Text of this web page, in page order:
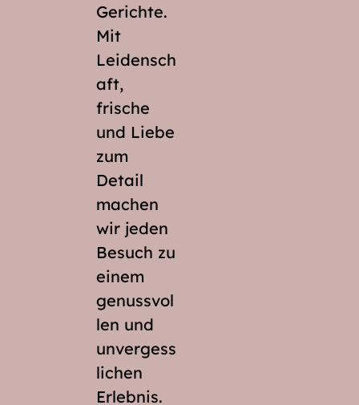
Gerichte.
Mit
Leidensch
aft,
frische
und Liebe
zum
Detail
machen
wir jeden
Besuch zu
einem
genussvol
len und
unvergess
lichen
Erlebnis.